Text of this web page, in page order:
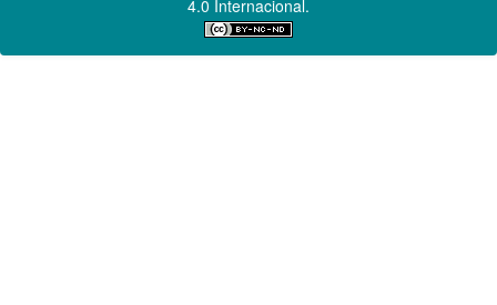
4.0 Internacional.